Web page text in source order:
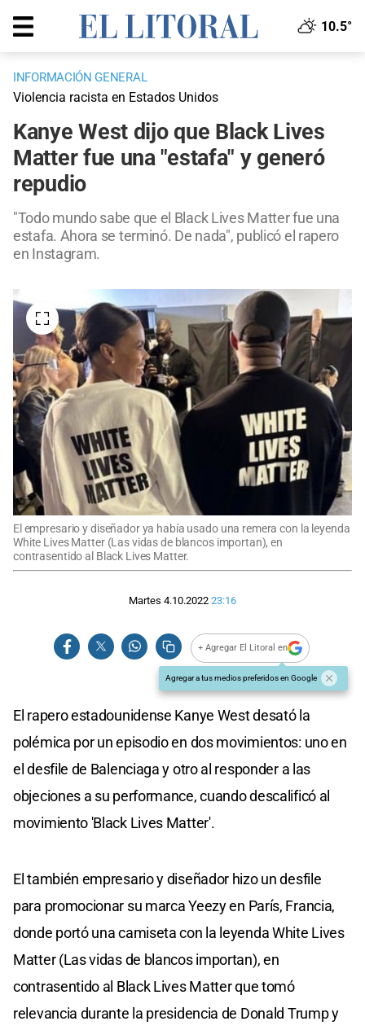
10.5°
INFORMACIÓN GENERAL
Violencia racista en Estados Unidos
Kanye West dijo que Black Lives
Matter fue una "estafa" y generó
repudio
"Todo mundo sabe que el Black Lives Matter fue una
estafa. Ahora se terminó. De nada", publicó el rapero
en Instagram.
El empresario y diseñador ya había usado una remera con la leyenda
White Lives Matter (Las vidas de blancos importan), en
contrasentido al Black Lives Matter.
Martes 4.10.2022 23:16
+ Agregar El Litoral en
Agregar a tus medios preferidos en Google
El rapero estadounidense Kanye West desató la
polémica por un episodio en dos movimientos: uno en
el desfile de Balenciaga y otro al responder a las
objeciones a su performance, cuando descalificó al
movimiento 'Black Lives Matter'.
El también empresario y diseñador hizo un desfile
para promocionar su marca Yeezy en París, Francia,
donde portó una camiseta con la leyenda White Lives
Matter (Las vidas de blancos importan), en
contrasentido al Black Lives Matter que tomó
relevancia durante la presidencia de Donald Trump y